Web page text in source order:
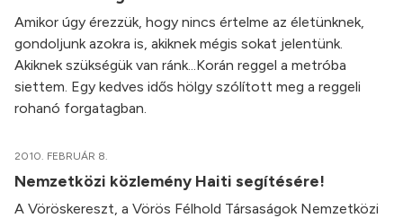
Amikor úgy érezzük, hogy nincs értelme az életünknek,
gondoljunk azokra is, akiknek mégis sokat jelentünk.
Akiknek szükségük van ránk...Korán reggel a metróba
siettem. Egy kedves idős hölgy szólított meg a reggeli
rohanó forgatagban.
2010. FEBRUÁR 8.
Nemzetközi közlemény Haiti segítésére!
A Vöröskereszt, a Vörös Félhold Társaságok Nemzetközi